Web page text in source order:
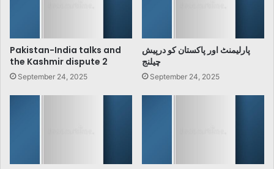
Pakistan-India talks and
the Kashmir dispute 2
September 24, 2025
پارلیمنٹ اور پاکستان کو درپیش
چیلنج
September 24, 2025